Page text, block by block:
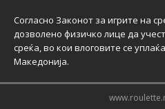
Согласно Законот за игрите на
дозволено физичко лице да
среќа, во кои влоговите се
Македонија.